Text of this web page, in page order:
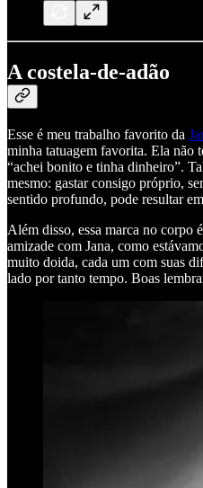
A costela-de-adão
Esse é meu trabalho favorito da
minha tatuagem favorita. Ela não
“achei bonito e tinha dinheiro”.
mesmo: gastar consigo próprio,
sentido profundo, pode resultar
Além disso, essa marca no corpo
amizade com Jana, como
muito doida, cada um com suas
lado por tanto tempo. Boas